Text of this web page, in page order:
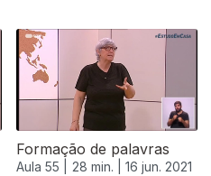
Formação de palavras
Aula 55 | 28 min. | 16 jun. 2021